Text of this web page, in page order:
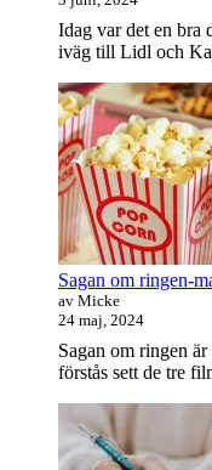
Idag var det en bra
iväg till Lidl och
Sagan om ringen-
av Micke
24 maj, 2024
Sagan om ringen
förstås sett de tre